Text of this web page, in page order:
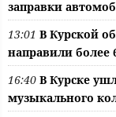
заправки
13:01 В Курской
направили более
16:40 В Курске
музыкального